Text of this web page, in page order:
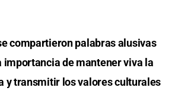
compartieron palabras alusivas
importancia de mantener viva la
y transmitir los valores culturales